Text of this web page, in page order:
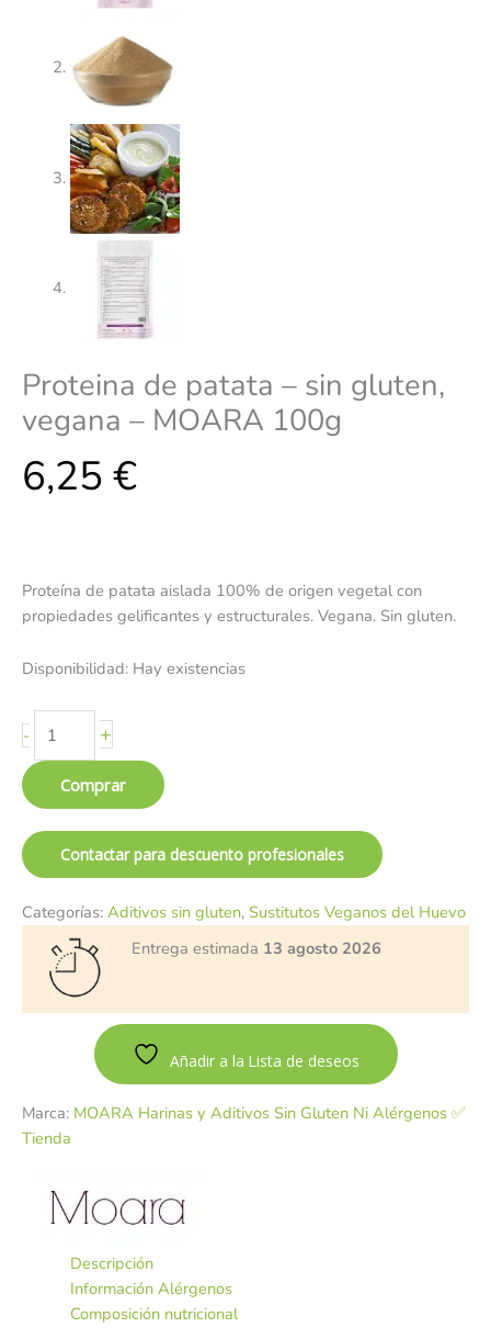
Proteina de patata – sin gluten,
vegana – MOARA 100g
6,25 €
Proteína de patata aislada 100% de origen vegetal con
propiedades gelificantes y estructurales. Vegana. Sin gluten.
Disponibilidad: Hay existencias
- +
Comprar
Contactar para descuento profesionales
Categorías: Aditivos sin gluten, Sustitutos Veganos del Huevo
Entrega estimada 13 agosto 2026
Añadir a la Lista de deseos
Marca: MOARA Harinas y Aditivos Sin Gluten Ni Alérgenos ✅
Tienda
Descripción
Información Alérgenos
Composición nutricional